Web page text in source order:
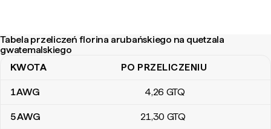
Tabela przeliczeń florina arubańskiego na quetzala
gwatemalskiego
Tabela przeliczeń florina arubańskiego na quetzala
KWOTA PO PRZELICZENIU
1AWG 4,26 GTQ
5AWG 21,30 GTQ